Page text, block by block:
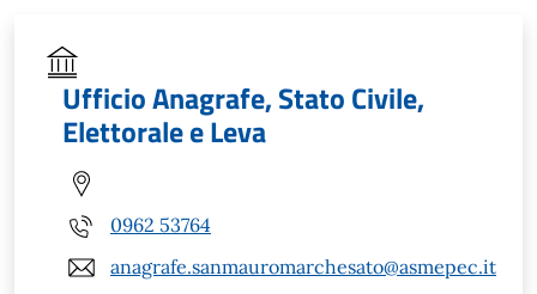
Ufficio Anagrafe, Stato Civile,
Elettorale e Leva
0962 53764
anagrafe.sanmauromarchesato@asmepec.it